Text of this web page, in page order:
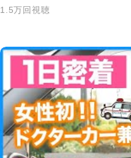
1.5万回視聴